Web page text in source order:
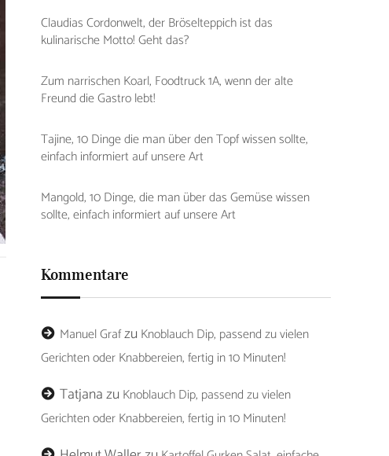
Claudias Cordonwelt, der Bröselteppich ist das
kulinarische Motto! Geht das?
Zum narrischen Koarl, Foodtruck 1A, wenn der alte
Freund die Gastro lebt!
Tajine, 10 Dinge die man über den Topf wissen sollte,
einfach informiert auf unsere Art
Mangold, 10 Dinge, die man über das Gemüse wissen
sollte, einfach informiert auf unsere Art
Kommentare
Manuel Grafzu Knoblauch Dip, passend zu vielen
Gerichten oder Knabbereien, fertig in 10 Minuten!
Tatjanazu Knoblauch Dip, passend zu vielen
Gerichten oder Knabbereien, fertig in 10 Minuten!